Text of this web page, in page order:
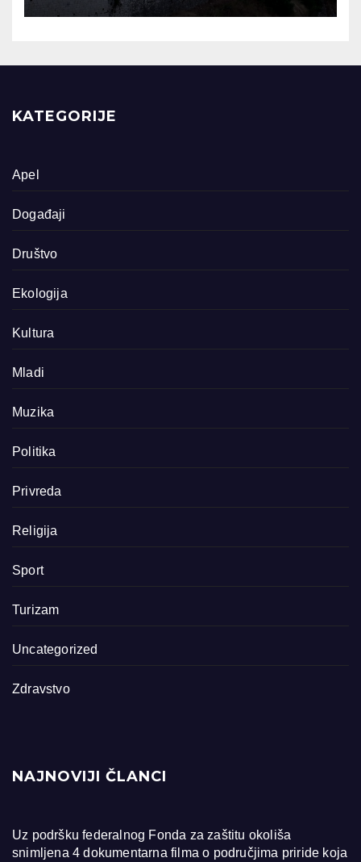
KATEGORIJE
Apel
Događaji
Društvo
Ekologija
Kultura
Mladi
Muzika
Politika
Privreda
Religija
Sport
Turizam
Uncategorized
Zdravstvo
NAJNOVIJI ČLANCI
Uz podršku federalnog Fonda za zaštitu okoliša
snimljena 4 dokumentarna filma o područjima priride koja